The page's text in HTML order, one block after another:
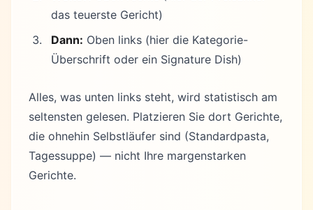
das teuerste Gericht)
Dann: Oben links (hier die Kategorie-
Überschrift oder ein Signature Dish)
Alles, was unten links steht, wird statistisch am
seltensten gelesen. Platzieren Sie dort Gerichte,
die ohnehin Selbstläufer sind (Standardpasta,
Tagessuppe) — nicht Ihre margenstarken
Gerichte.